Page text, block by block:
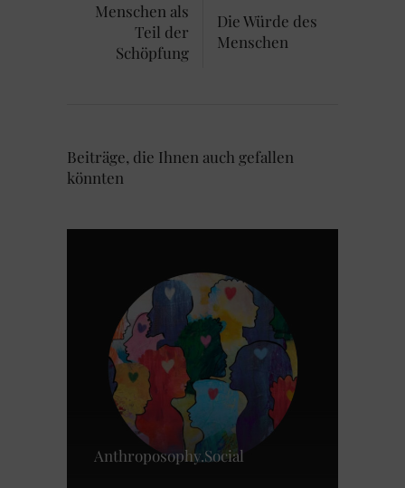
Menschen als
Teil der
Schöpfung
Die Würde des
Menschen
Beiträge, die Ihnen auch gefallen
könnten
Anthroposophy.Social